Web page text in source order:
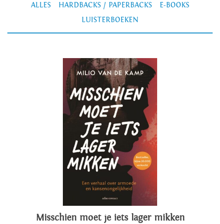
ALLES HARDBACKS / PAPERBACKS
E-BOOKS
LUISTERBOEKEN
Misschien moet je iets lager mikken